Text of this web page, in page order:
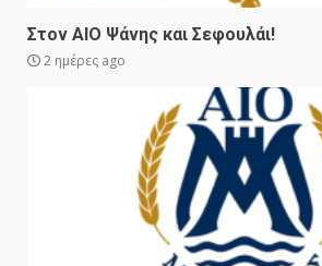
Στον ΑΙΟ Ψάνης και Σεφουλάι!
2 ημέρες ago